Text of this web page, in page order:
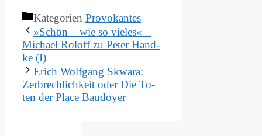
Kategorien Provokantes
»Schön – wie so vie­les« –
Mi­cha­el Rol­off zu Pe­ter Hand­
ke (I)
Erich Wolf­gang Skwa­ra:
Zer­brech­lich­keit oder Die To­
ten der Place Bau­doy­er